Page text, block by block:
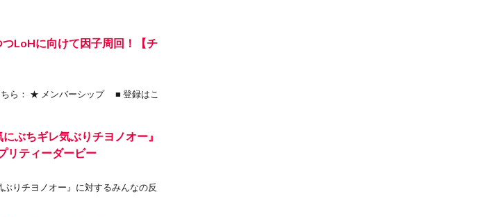
LoHに向けて因子周回！【チ
ら： ★ メンバーシップ ■ 登録はこ
ぶちギレ気ぶりチヨノオー』
リティーダービー
りチヨノオー』に対するみんなの反